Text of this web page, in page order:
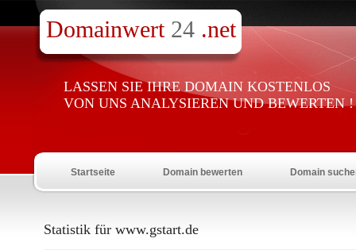
Domainwert 24 .net
LASSEN SIE IHRE DOMAIN KOSTENLOS
VON UNS ANALYSIEREN UND BEWERTEN !
Startseite Domain bewerten Domain
Statistik für www.gstart.de